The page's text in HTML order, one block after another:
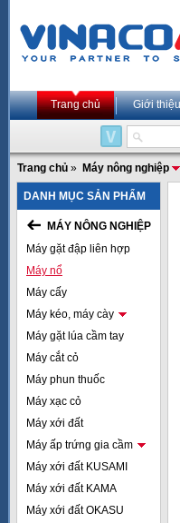
Trang chủ Giới thiệu
Trang chủ » Máy nông nghiệp
DANH MỤC SẢN PHẨM
MÁY NÔNG NGHIỆP
Máy gặt đập liên hợp
Máy nổ
Máy cấy
Máy kéo, máy cày
Máy gặt lúa cầm tay
Máy cắt cỏ
Máy phun thuốc
Máy xạc cỏ
Máy xới đất
Máy ấp trứng gia cầm
Máy xới đất KUSAMI
Máy xới đất KAMA
Máy xới đất OKASU